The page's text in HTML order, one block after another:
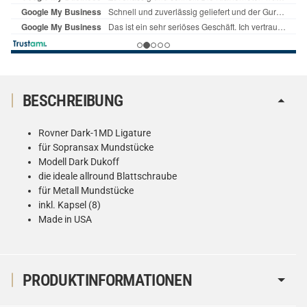
PRODUKTINFORMATIONEN
BESCHREIBUNG
Rovner Dark-1MD Ligature
für Sopransax Mundstücke
Modell Dark Dukoff
die ideale allround Blattschraube
für Metall Mundstücke
inkl. Kapsel (8)
Made in USA